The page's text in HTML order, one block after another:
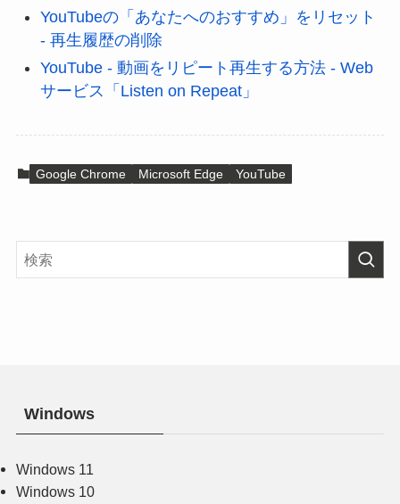
YouTubeの「あなたへのおすすめ」をリセット
- 再生履歴の削除
YouTube - 動画をリピート再生する方法 - Web
サービス「Listen on Repeat」
Google Chrome Microsoft Edge YouTube
Windows
Windows 11
Windows 10